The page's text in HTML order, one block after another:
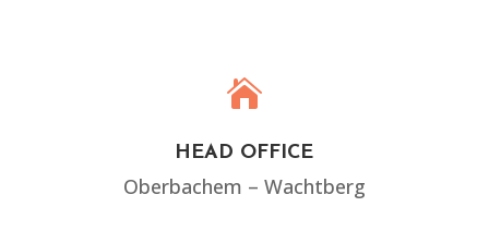

HEAD OFFICE
Oberbachem – Wachtberg